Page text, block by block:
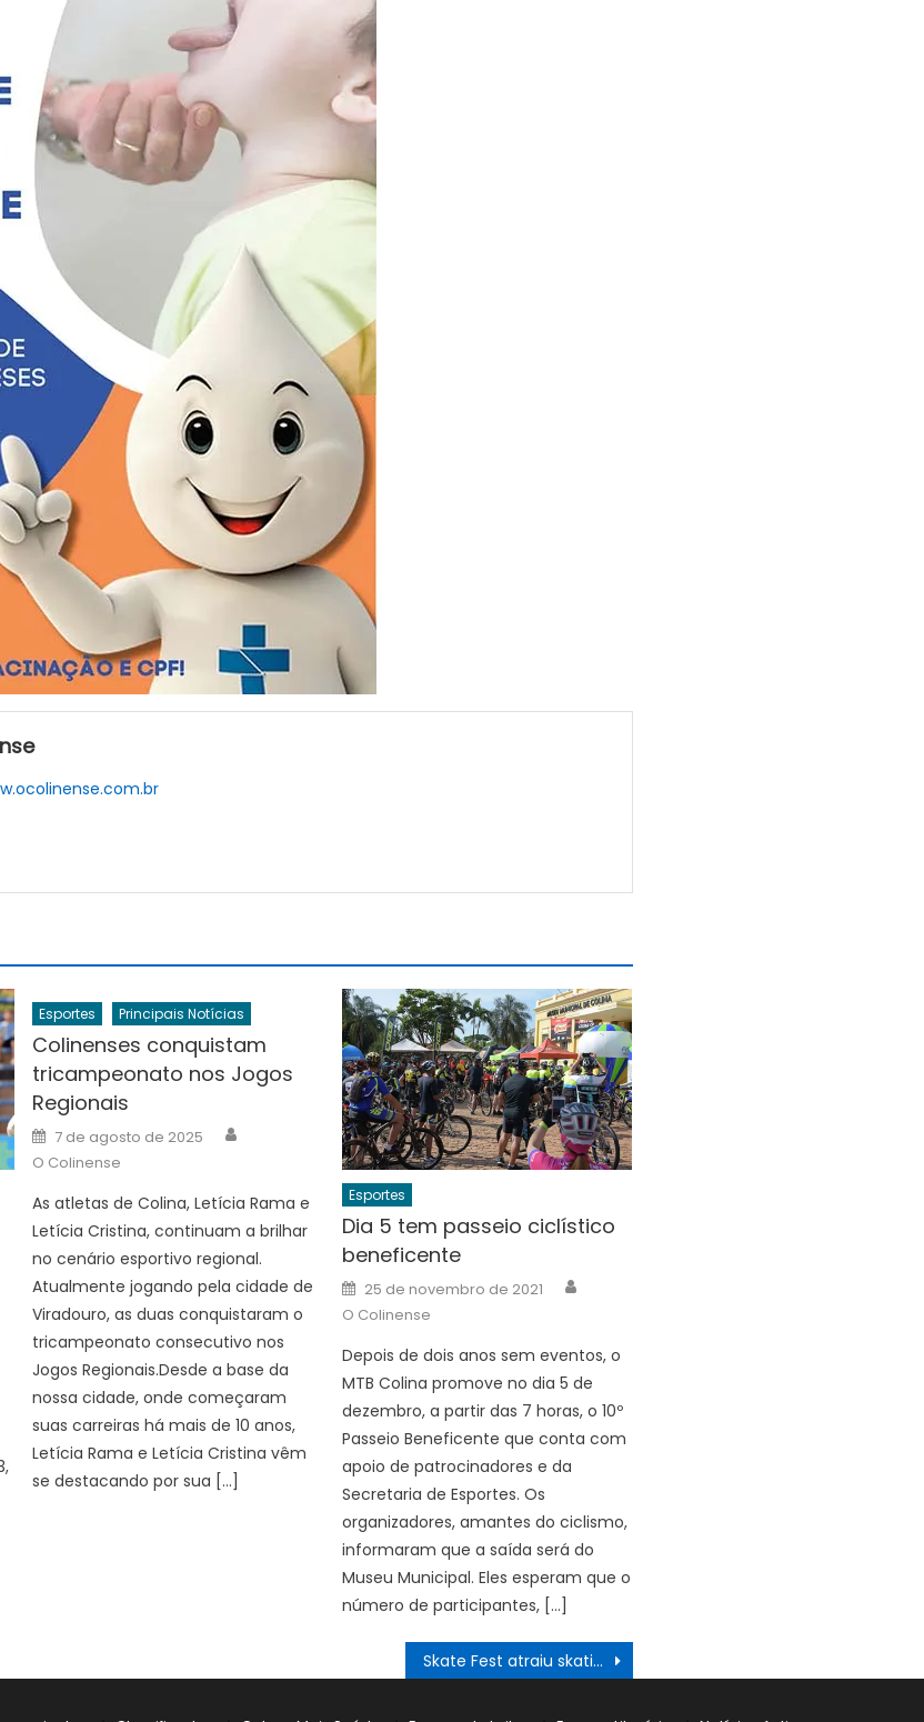
Esportes Principais Notícias
Colinenses conquistam
tricampeonato nos Jogos
Regionais
Posted
on
7 de agosto de 2025
O Colinense
As atletas de Colina, Letícia Rama e
Letícia Cristina, continuam a brilhar
no cenário esportivo regional.
Atualmente jogando pela cidade de
Viradouro, as duas conquistaram o
tricampeonato consecutivo nos
Jogos Regionais.Desde a base da
nossa cidade, onde começaram
suas carreiras há mais de 10 anos,
Letícia Rama e Letícia Cristina vêm
se destacando por sua […]
Esportes
Dia 5 tem passeio ciclístico
beneficente
Posted
on
25 de novembro de 2021
O Colinense
Depois de dois anos sem eventos, o
MTB Colina promove no dia 5 de
dezembro, a partir das 7 horas, o 10º
Passeio Beneficente que conta com
apoio de patrocinadores e da
Secretaria de Esportes. Os
organizadores, amantes do ciclismo,
informaram que a saída será do
Museu Municipal. Eles esperam que o
número de participantes, […]
Skate Fest atraiu skatistas da região